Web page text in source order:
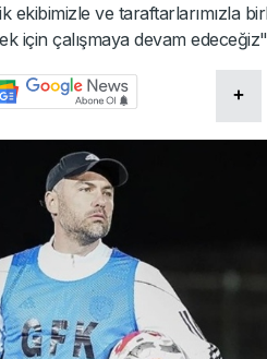
ekibimizle ve taraftarlarımızla
için çalışmaya devam
+